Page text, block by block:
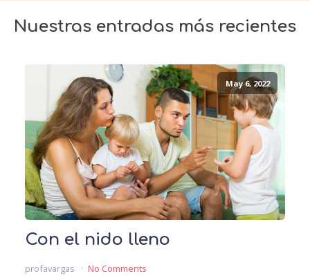
Nuestras entradas más recientes
May 6, 2022
Con el nido lleno
profavargas No Comments